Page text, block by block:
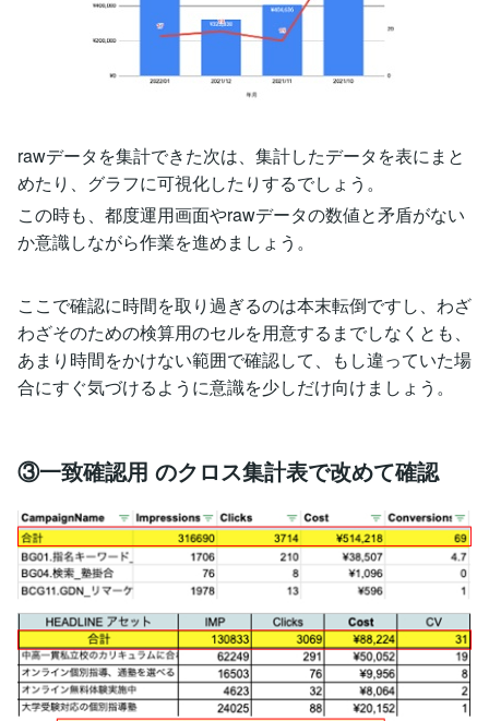
rawデータを集計できた次は、集計したデータを表にまと
めたり、グラフに可視化したりするでしょう。
この時も、都度運用画面やrawデータの数値と矛盾がない
か意識しながら作業を進めましょう。
ここで確認に時間を取り過ぎるのは本末転倒ですし、わざ
わざそのための検算用のセルを用意するまでしなくとも、
あまり時間をかけない範囲で確認して、もし違っていた場
合にすぐ気づけるように意識を少しだけ向けましょう。
③一致確認用 のクロス集計表で改めて確認